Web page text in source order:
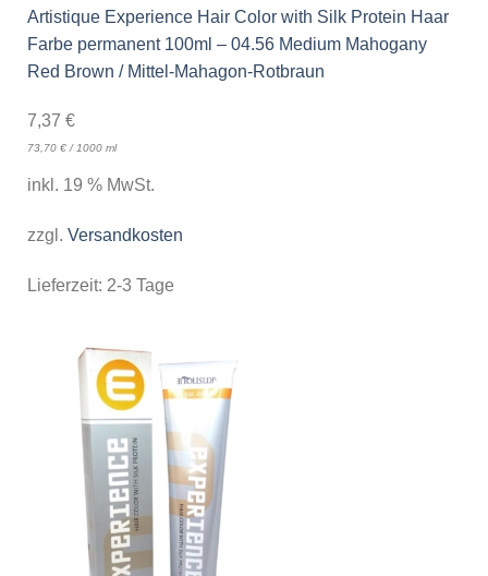
Artistique Experience Hair Color with Silk Protein Haar
Farbe permanent 100ml – 04.56 Medium Mahogany
Red Brown / Mittel-Mahagon-Rotbraun
7,37 €
73,70 €/1000 ml
inkl. 19 % MwSt.
zzgl. Versandkosten
Lieferzeit: 2-3 Tage